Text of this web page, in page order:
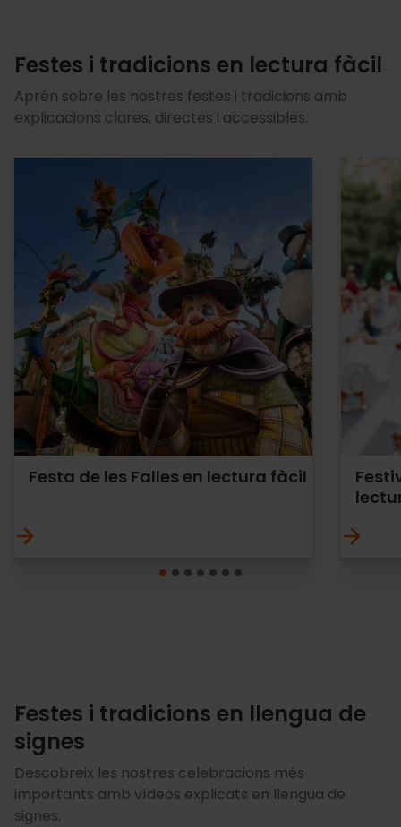
Festes i tradicions en lectura fàcil
Aprén sobre les nostres festes i tradicions amb
explicacions clares, directes i accessibles.
Festa de les Falles en lectura fàcil
Festes i tradicions en llengua de
signes
Descobreix les nostres celebracions més
importants amb vídeos explicats en llengua de
signes.